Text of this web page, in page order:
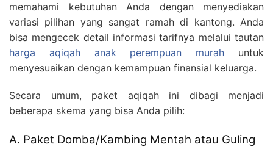
memahami kebutuhan Anda dengan menyediakan
variasi pilihan yang sangat ramah di kantong. Anda
bisa mengecek detail informasi tarifnya melalui tautan
harga aqiqah anak perempuan murah untuk
menyesuaikan dengan kemampuan finansial keluarga.
Secara umum, paket aqiqah ini dibagi menjadi
beberapa skema yang bisa Anda pilih:
A. Paket Domba/Kambing Mentah atau Guling